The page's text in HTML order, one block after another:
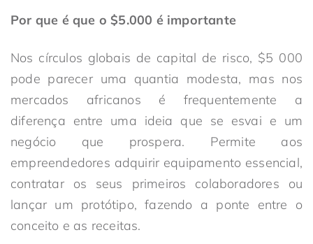
Por que é que o $5.000 é importante
Nos círculos globais de capital de risco, $5 000
pode parecer uma quantia modesta, mas nos
mercados africanos é frequentemente a
diferença entre uma ideia que se esvai e um
negócio que prospera. Permite aos
empreendedores adquirir equipamento essencial,
contratar os seus primeiros colaboradores ou
lançar um protótipo, fazendo a ponte entre o
conceito e as receitas.